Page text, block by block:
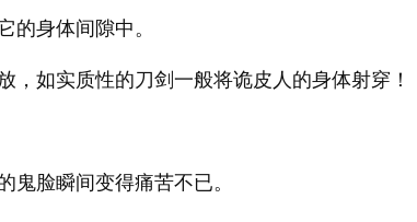
的身体间隙中。
如实质性的刀剑一般将诡皮人的身体射穿！
鬼脸瞬间变得痛苦不已。